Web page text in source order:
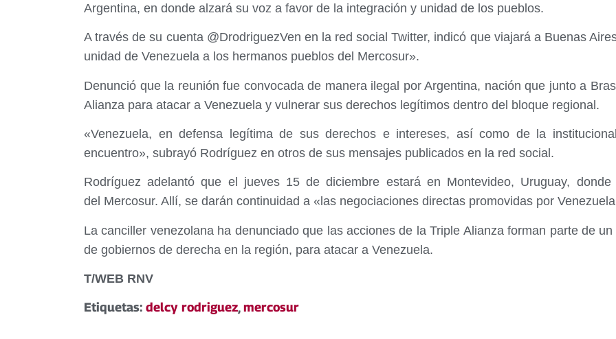
Argentina, en donde alzará su voz a favor de la integración y unidad de los pueblos.
A través de su cuenta @DrodriguezVen en la red social Twitter, indicó que viajará a Buenas
unidad de Venezuela a los hermanos pueblos del Mercosur».
Denunció que la reunión fue convocada de manera ilegal por Argentina, nación que junto a
Alianza para atacar a Venezuela y vulnerar sus derechos legítimos dentro del bloque regional.
«Venezuela, en defensa legítima de sus derechos e intereses, así como de la
encuentro», subrayó Rodríguez en otros de sus mensajes publicados en la red social.
Rodríguez adelantó que el jueves 15 de diciembre estará en Montevideo, Uruguay,
del Mercosur. Allí, se darán continuidad a «las negociaciones directas promovidas por
La canciller venezolana ha denunciado que las acciones de la Triple Alianza forman parte de
de gobiernos de derecha en la región, para atacar a Venezuela.
T/WEB RNV
Etiquetas: delcy rodriguez,mercosur